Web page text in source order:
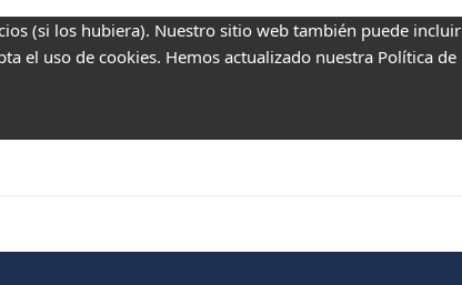
(si los hubiera). Nuestro sitio web también puede incluir
el uso de cookies. Hemos actualizado nuestra Política de